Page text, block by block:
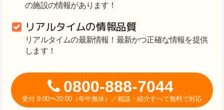
の施設の情報があります！
リアルタイムの情報品質
リアルタイムの最新情報！最新かつ正確な情報を提供
します！
0800-888-7044
受付 9:00〜20:00（年中無休）／相談・紹介すべて無料で対応